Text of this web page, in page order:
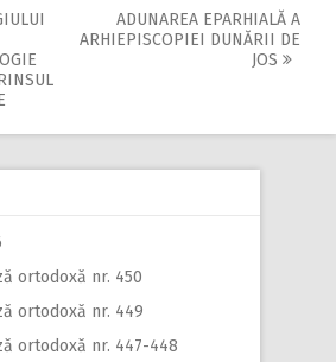
ADUNAREA EPARHIALĂ A
ARHIEPISCOPIEI DUNĂRII DE
JOS
ortodoxă nr. 450
ortodoxă nr. 449
ortodoxă nr. 447-448